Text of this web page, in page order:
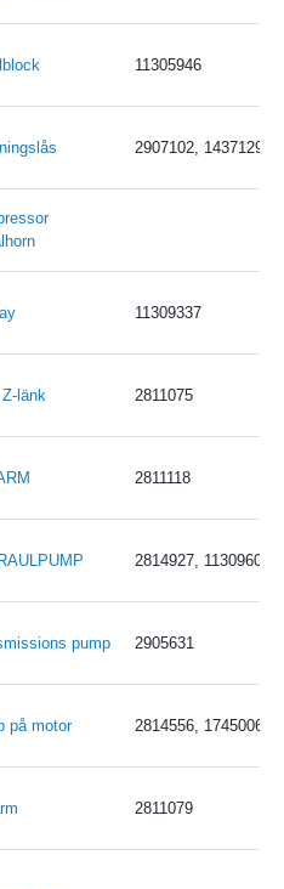
11305946
2907102, 14371292
11309337
länk 2811075
2811118
2814927, 11309605
pump 2905631
på motor 2814556, 17450065
2811079